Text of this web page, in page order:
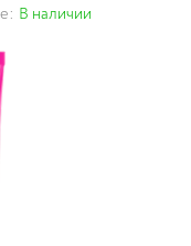
В наличии